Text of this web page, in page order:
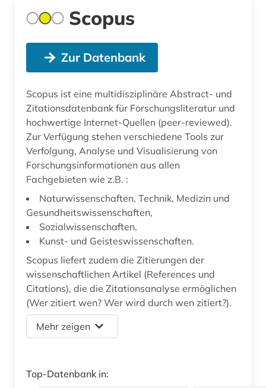
Scopus
Zur Datenbank
Scopus ist eine multidisziplinäre Abstract- und
Zitationsdatenbank für Forschungsliteratur und
hochwertige Internet-Quellen (peer-reviewed).
Zur Verfügung stehen verschiedene Tools zur
Verfolgung, Analyse und Visualisierung von
Forschungsinformationen aus allen
Fachgebieten wie z.B. :
Naturwissenschaften, Technik, Medizin und
Gesundheitswissenschaften,
Sozialwissenschaften,
Kunst- und Geisteswissenschaften.
Scopus liefert zudem die Zitierungen der
wissenschaftlichen Artikel (References und
Citations), die die Zitationsanalyse ermöglichen
(Wer zitiert wen? Wer wird durch wen zitiert?).
Mehr zeigen
Top-Datenbank in: